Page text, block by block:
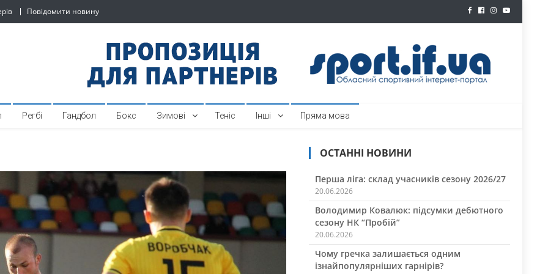
Повідомити новину
спортивний інтернет-портал
Регбі Гандбол Бокс Зимові Теніс Інші Пряма мова
ОСТАННІ НОВИНИ
Перша ліга: склад учасників сезону 2026/27
20.06.2026
Володимир Ковалюк: підсумки дебютного
сезону НК “Пробій”
20.06.2026
Чому гречка залишається одним
ізнайпопулярніших гарнірів?